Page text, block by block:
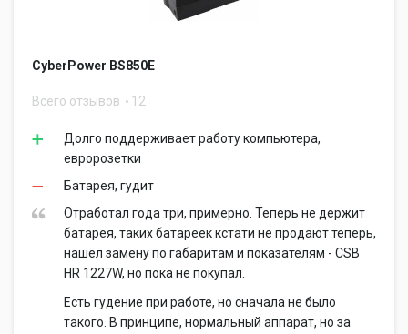
CyberPower BS850E
Всего отзывов 12
Долго поддерживает работу компьютера,
евророзетки
Батарея, гудит
Отработал года три, примерно. Теперь не держит
батарея, таких батареек кстати не продают теперь,
нашёл замену по габаритам и показателям - CSB
HR 1227W, но пока не покупал.
Есть гудение при работе, но сначала не было
такого. В принципе, нормальный аппарат, но за